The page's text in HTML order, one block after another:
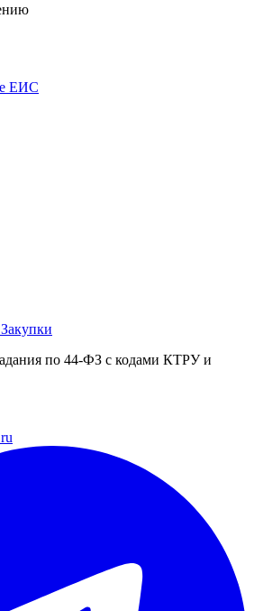
ЕИС
по 44-ФЗ с кодами КТРУ и